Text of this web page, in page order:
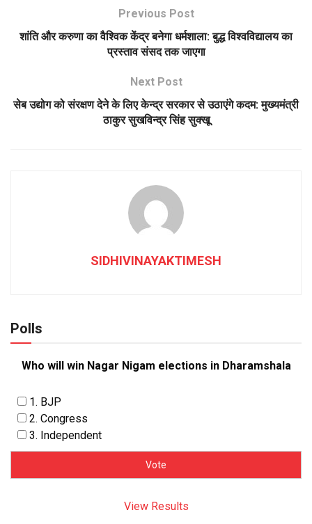
Previous Post
शांति और करुणा का वैश्विक केंद्र बनेगा धर्मशाला: बुद्ध विश्वविद्यालय का
प्रस्ताव संसद तक जाएगा
Next Post
सेब उद्योग को संरक्षण देने के लिए केन्द्र सरकार से उठाएंगे कदम: मुख्यमंत्री
ठाकुर सुखविन्द्र सिंह सुक्खू
SIDHIVINAYAKTIMESH
Polls
Who will win Nagar Nigam elections in Dharamshala
1. BJP
2. Congress
3. Independent
View Results